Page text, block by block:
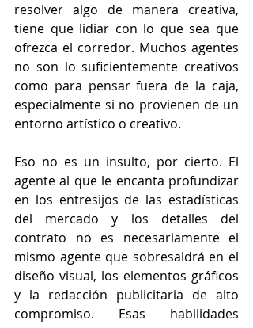
resolver algo de manera creativa,
tiene que lidiar con lo que sea que
ofrezca el corredor. Muchos agentes
no son lo suficientemente creativos
como para pensar fuera de la caja,
especialmente si no provienen de un
entorno artístico o creativo.
Eso no es un insulto, por cierto. El
agente al que le encanta profundizar
en los entresijos de las estadísticas
del mercado y los detalles del
contrato no es necesariamente el
mismo agente que sobresaldrá en el
diseño visual, los elementos gráficos
y la redacción publicitaria de alto
compromiso. Esas habilidades